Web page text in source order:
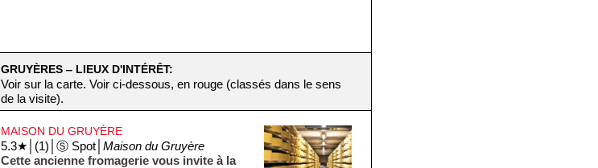
GRUYÈRES ‒ LIEUX D'INTÉRÊT:
Voir sur la carte. Voir ci-dessous, en rouge (classés dans le sens
de la visite).
MAISON DU GRUYÈRE
5.3★│(1)│Ⓢ Spot│Maison du Gruyère
Cette ancienne fromagerie vous invite à la